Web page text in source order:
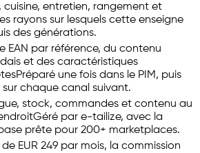
cuisine, entretien, rangement et
rayons sur lesquels cette enseigne
des générations.
EAN par référence, du contenu
et des caractéristiques
Préparé une fois dans le PIM, puis
sur chaque canal suivant.
stock, commandes et contenu au
Géré par e-tailize, avec la
prête pour 200+ marketplaces.
EUR 249 par mois, la commission